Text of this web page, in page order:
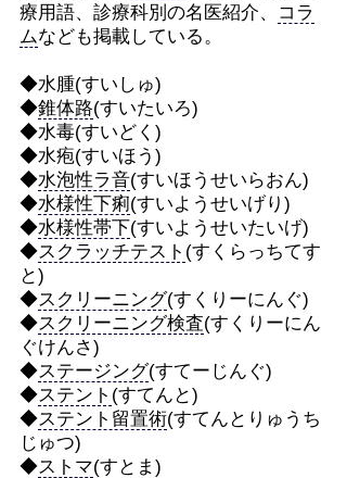
療用語、診療科別の名医紹介、
コラ
ムなども掲載している。
◆水腫(すいしゅ)
◆錐体路(すいたいろ)
◆水毒(すいどく)
◆水疱(すいほう)
◆水泡性ラ音(すいほうせいらおん)
◆水様性下痢(すいようせいげり)
◆水様性帯下(すいようせいたいげ)
◆スクラッチテスト (すくらっちてす
と)
◆スクリーニング(すくりーにんぐ)
◆スクリーニング検査(すくりーにん
ぐけんさ)
◆ステージング(すてーじんぐ)
◆ステント (すてんと)
◆ステント留置術(すてんとりゅうち
じゅつ)
◆ストマ(すとま)